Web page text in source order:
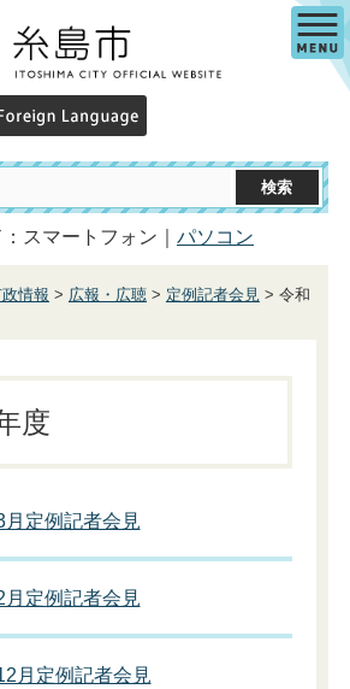
スマートフォン｜ パソコン
情報 > 広報・広聴> 定例記者会見 > 令和
度
月定例記者会見
月定例記者会見
月定例記者会見